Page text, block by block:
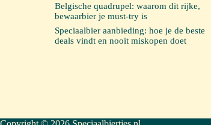
Belgische quadrupel: waarom dit rijke,
bewaarbier je must-try is
Speciaalbier aanbieding: hoe je de beste
deals vindt en nooit miskopen doet